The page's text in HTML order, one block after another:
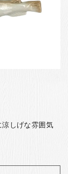
しげな雰囲気